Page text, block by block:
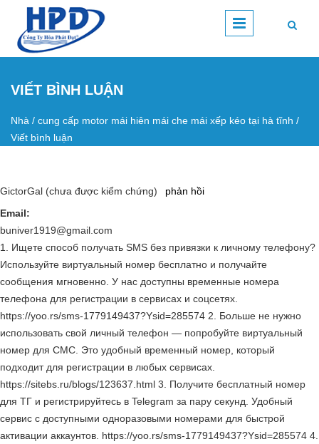
Nhảy đến nội dung
VIẾT BÌNH LUẬN
Bạn đang ở đây
Nhà / cung cấp motor mái hiên mái che mái xếp kéo tại hà tĩnh /
Viết bình luận
GictorGal (chưa được kiểm chứng)
phản hồi
Email:
buniver1919@gmail.com
1. Ищете способ получать SMS без привязки к личному телефону?
Используйте виртуальный номер бесплатно и получайте
сообщения мгновенно. У нас доступны временные номера
телефона для регистрации в сервисах и соцсетях.
https://yoo.rs/sms-1779149437?Ysid=285574 2. Больше не нужно
использовать свой личный телефон — попробуйте виртуальный
номер для СМС. Это удобный временный номер, который
подходит для регистрации в любых сервисах.
https://sitebs.ru/blogs/123637.html 3. Получите бесплатный номер
для ТГ и регистрируйтесь в Telegram за пару секунд. Удобный
сервис с доступными одноразовыми номерами для быстрой
активации аккаунтов. https://yoo.rs/sms-1779149437?Ysid=285574 4.